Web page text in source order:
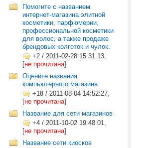
Помогите с названием
интернет-магазина элитной
косметики, парфюмерии,
профессиональной косметики
для волос, а также продаже
брендовых колготок и чулок.
+2 / 2011-02-28 15:31:13,
[не прочитана]
Оцените названия
компьютерного магазина
+18 / 2011-08-04 14:52:27,
[не прочитана]
Название для сети магазинов
+4 / 2011-10-02 19:48:01,
[не прочитана]
Название сети киосков